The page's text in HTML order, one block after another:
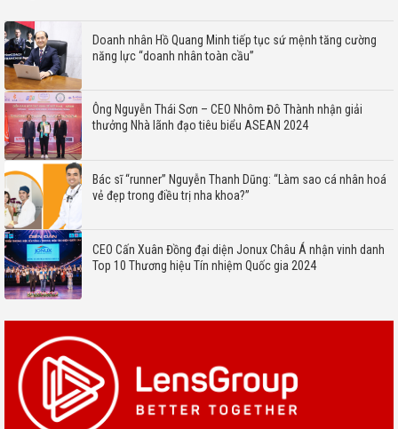
Doanh nhân Hồ Quang Minh tiếp tục sứ mệnh tăng cường
năng lực “doanh nhân toàn cầu”
Ông Nguyễn Thái Sơn – CEO Nhôm Đô Thành nhận giải
thưởng Nhà lãnh đạo tiêu biểu ASEAN 2024
Bác sĩ “runner” Nguyễn Thanh Dũng: “Làm sao cá nhân hoá
vẻ đẹp trong điều trị nha khoa?”
CEO Cấn Xuân Đồng đại diện Jonux Châu Á nhận vinh danh
Top 10 Thương hiệu Tín nhiệm Quốc gia 2024